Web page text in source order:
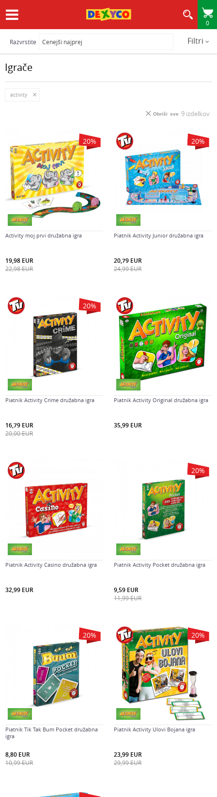
0
Igrače
Razvrstite Filtri
activity
9 izdelkov
Obriši sve
20%
Activity moj prvi družabna igra
19,98 EUR
22,98EUR
20%
Piatnik Activity Junior družabna igra
20,79 EUR
24,99EUR
20%
Piatnik Activity Crime družabna igra
16,79 EUR
20,00EUR
Piatnik Activity Original družabna igra
35,99 EUR
Piatnik Activity Casino družabna igra
32,99 EUR
20%
Piatnik Activity Pocket družabna igra
9,59 EUR
11,99EUR
20%
Piatnik Tik Tak Bum Pocket družabna
igra
8,80 EUR
10,99EUR
20%
Piatnik Activity Ulovi Bojana igra
23,99 EUR
29,99EUR